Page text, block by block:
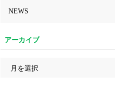
NEWS
アーカイブ